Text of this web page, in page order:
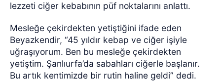
lezzeti ciğer kebabının püf noktalarını anlattı.
Mesleğe çekirdekten yetiştiğini ifade eden
Beyazkendir, “45 yıldır kebap ve ciğer işiyle
uğraşıyorum. Ben bu mesleğe çekirdekten
yetiştim. Şanlıurfa’da sabahları ciğerle başlanır.
Bu artık kentimizde bir rutin haline geldi” dedi.